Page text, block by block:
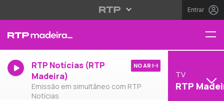
Entrar
RTP Notícias (RTP
Madeira)
Emissão em simultâneo com RTP
Notícias
NO AR
TV
RTP